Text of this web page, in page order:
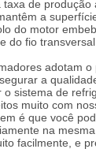
de
a
do motor
do fio
adotam o
a
o sistema de
muito com
é que você
na
facilmente, e